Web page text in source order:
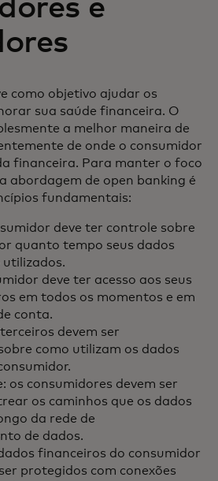
e
como objetivo ajudar os
sua saúde financeira. O
a melhor maneira de
de onde o consumidor
financeira. Para manter o foco
abordagem de open banking é
fundamentais:
deve ter controle sobre
quanto tempo seus dados
deve ter acesso aos seus
em todos os momentos e em
conta.
devem ser
como utilizam os dados
os consumidores devem ser
os caminhos que os dados
da rede de
de dados.
financeiros do consumidor
protegidos com conexões